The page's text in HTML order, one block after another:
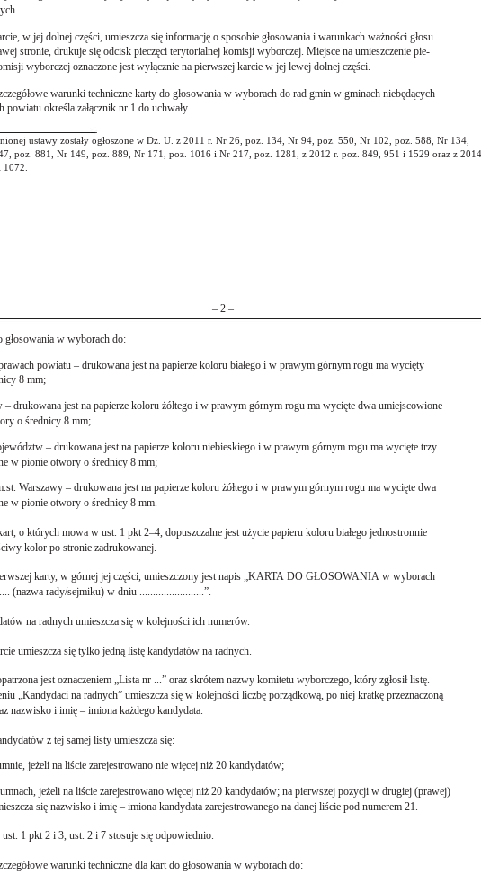
w jej dolnej części, umieszcza się informację o sposobie głosowania i warunkach ważności głosu
stronie, drukuje się odcisk pieczęci terytorialnej komisji wyborczej. Miejsce na umieszczenie pie-
wyborczej oznaczone jest wyłącznie na pierwszej karcie w jej lewej dolnej części.
warunki techniczne karty do głosowania w wyborach do rad gmin w gminach niebędących
powiatu określa załącznik nr 1 do uchwały.
ustawy zostały ogłoszone w Dz. U. z 2011 r. Nr 26, poz. 134, Nr 94, poz. 550, Nr 102, poz. 588, Nr 134,
poz. 881, Nr 149, poz. 889, Nr 171, poz. 1016 i Nr 217, poz. 1281, z 2012 r. poz. 849, 951 i 1529 oraz z
głosowania w wyborach do:
– 2 –
powiatu – drukowana jest na papierze koloru białego i w prawym górnym rogu ma wycięty
8 mm;
– drukowana jest na papierze koloru żółtego i w prawym górnym rogu ma wycięte dwa umiejscowione
o średnicy 8 mm;
– drukowana jest na papierze koloru niebieskiego i w prawym górnym rogu ma wycięte trzy
w pionie otwory o średnicy 8 mm;
Warszawy – drukowana jest na papierze koloru żółtego i w prawym górnym rogu ma wycięte dwa
w pionie otwory o średnicy 8 mm.
o których mowa w ust. 1 pkt 2–4, dopuszczalne jest użycie papieru koloru białego jednostronnie
kolor po stronie zadrukowanej.
karty, w górnej jej części, umieszczony jest napis „KARTA DO GŁOSOWANIA w wyborach
(nazwa rady/sejmiku) w dniu ........................”.
na radnych umieszcza się w kolejności ich numerów.
umieszcza się tylko jedną listę kandydatów na radnych.
jest oznaczeniem „Lista nr ...” oraz skrótem nazwy komitetu wyborczego, który zgłosił listę.
„Kandydaci na radnych” umieszcza się w kolejności liczbę porządkową, po niej kratkę przeznaczoną
nazwisko i imię – imiona każdego kandydata.
z tej samej listy umieszcza się:
jeżeli na liście zarejestrowano nie więcej niż 20 kandydatów;
jeżeli na liście zarejestrowano więcej niż 20 kandydatów; na pierwszej pozycji w drugiej (prawej)
się nazwisko i imię – imiona kandydata zarejestrowanego na danej liście pod numerem 21.
1 pkt 2 i 3, ust. 2 i 7 stosuje się odpowiednio.
warunki techniczne dla kart do głosowania w wyborach do: